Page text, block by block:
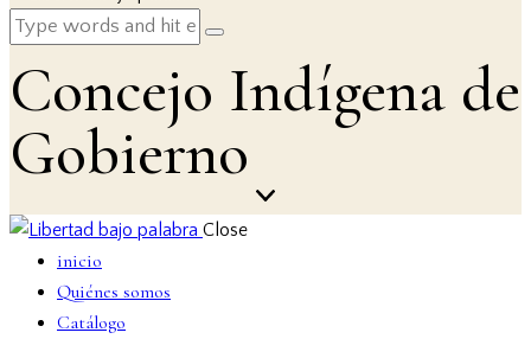
Concejo Indígena de
Gobierno
Close
inicio
Quiénes somos
Catálogo